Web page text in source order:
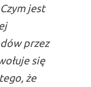
jest
przez
się
że